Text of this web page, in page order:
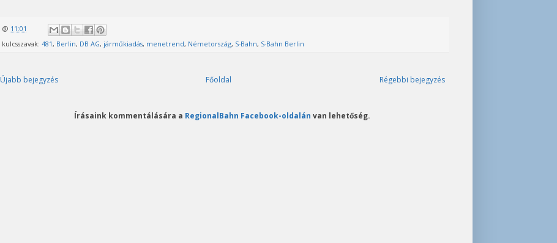
@ 11:01
kulcsszavak: 481 , Berlin, DB AG, járműkiadás, menetrend, Németország, S-Bahn, S-Bahn Berlin
Újabb bejegyzés Régebbi bejegyzés
Főoldal
Írásaink kommentálására a RegionalBahn Facebook-oldalán van lehetőség.